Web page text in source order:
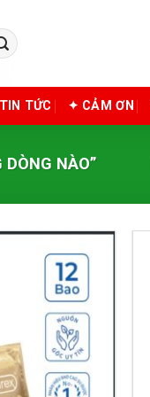
TỨC ✦ CẢM ƠN
NÀO”